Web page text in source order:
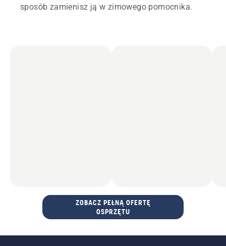
sposób zamienisz ją w zimowego pomocnika.
ZOBACZ PEŁNĄ OFERTĘ
OSPRZĘTU